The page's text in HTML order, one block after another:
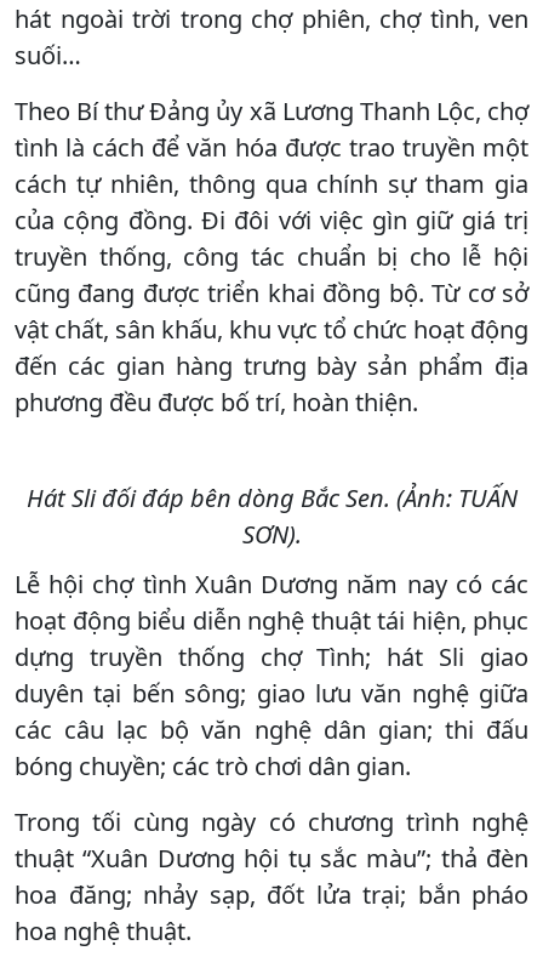
hát ngoài trời trong chợ phiên, chợ tình, ven
suối…
Theo Bí thư Đảng ủy xã Lương Thanh Lộc, chợ
tình là cách để văn hóa được trao truyền một
cách tự nhiên, thông qua chính sự tham gia
của cộng đồng. Đi đôi với việc gìn giữ giá trị
truyền thống, công tác chuẩn bị cho lễ hội
cũng đang được triển khai đồng bộ. Từ cơ sở
vật chất, sân khấu, khu vực tổ chức hoạt động
đến các gian hàng trưng bày sản phẩm địa
phương đều được bố trí, hoàn thiện.
Hát Sli đối đáp bên dòng Bắc Sen. (Ảnh: TUẤN
SƠN).
Lễ hội chợ tình Xuân Dương năm nay có các
hoạt động biểu diễn nghệ thuật tái hiện, phục
dựng truyền thống chợ Tình; hát Sli giao
duyên tại bến sông; giao lưu văn nghệ giữa
các câu lạc bộ văn nghệ dân gian; thi đấu
bóng chuyền; các trò chơi dân gian.
Trong tối cùng ngày có chương trình nghệ
thuật “Xuân Dương hội tụ sắc màu”; thả đèn
hoa đăng; nhảy sạp, đốt lửa trại; bắn pháo
hoa nghệ thuật.